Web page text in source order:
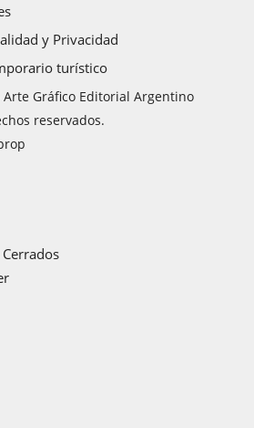
y Privacidad
turístico
Gráfico Editorial Argentino
reservados.